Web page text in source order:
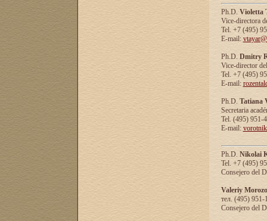
Ph.D. Violetta
Vice-directora
Tel. +7 (495)
E-mail:
Ph.D. Dmitry
Vice-director
Tel. +7 (495)
E-mail:
Ph.D. Tatiana
Secretaria
Tel. (495) 951-
E-mail:
Ph.D. Nikolai
Tel. +7 (495)
Consejero del
Valeriy
тел. (495) 951-
Consejero del